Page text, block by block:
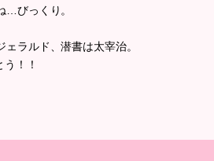
…びっくり。
ラルド、潜書は太宰治。
！！